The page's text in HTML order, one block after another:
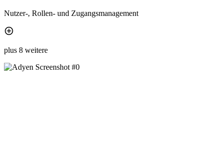
Nutzer-, Rollen- und Zugangsmanagement
plus 8 weitere